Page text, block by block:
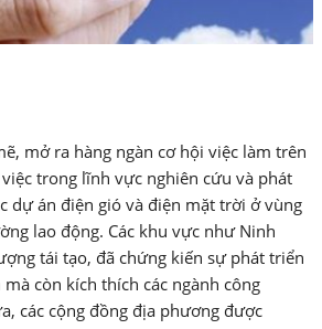
mở ra hàng ngàn cơ hội việc làm trên
trong lĩnh vực nghiên cứu và phát
dự án điện gió và điện mặt trời ở vùng
lao động. Các khu vực như Ninh
tái tạo, đã chứng kiến sự phát triển
còn kích thích các ngành công
các cộng đồng địa phương được